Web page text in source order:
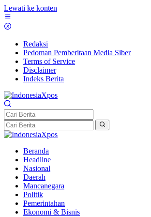
Lewati ke konten
Redaksi
Pedoman Pemberitaan Media Siber
Terms of Service
Disclaimer
Indeks Berita
Beranda
Headline
Nasional
Daerah
Mancanegara
Politik
Pemerintahan
Ekonomi & Bisnis